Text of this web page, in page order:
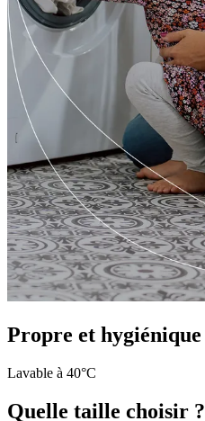
Propre et hygiénique
Lavable à 40°C
Quelle taille choisir ?